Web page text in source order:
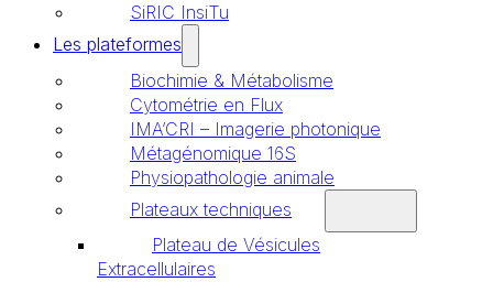
SiRIC InsiTu
Les plateformes
Biochimie & Métabolisme
Cytométrie en Flux
IMA’CRI – Imagerie photonique
Métagénomique 16S
Physiopathologie animale
Plateaux techniques
Plateau de Vésicules
Extracellulaires